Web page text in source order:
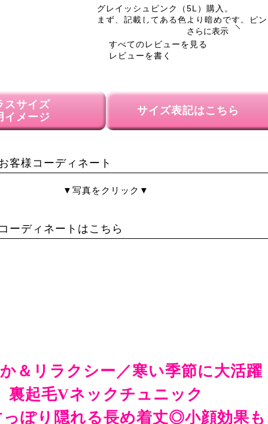
グレイッシュピンク（5L）購入。
まず、記載してある色より暗めです。ピ
強めです。年齢的に落ち着いた色なので
す。
サイズ感は腕周りも少し余裕があり動き
さらに表示
すべてのレビューを見る
レビューを書く
スサイズ
イメージ
サイズ表記はこちら
客様コーディネート
▼写真をクリック▼
ーディネートはこちら
＆リラクシー／寒い季節に大活躍
裏起毛Vネックチュニック
ぽり隠れる長め着丈◎小顔効果